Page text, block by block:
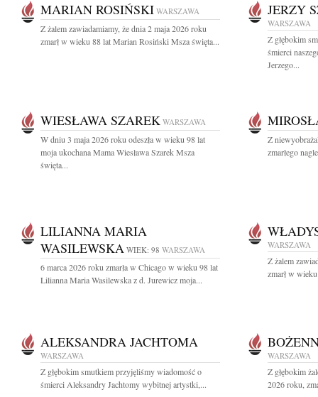
MARIAN ROSIŃSKI WARSZAWA
Z żalem zawiadamiamy, że dnia 2 maja 2026 roku
zmarł w wieku 88 lat Marian Rosiński Msza święta...
JERZY
WARSZAWA
Z głębokim
śmierci
Jerzego...
WIESŁAWA SZAREK WARSZAWA
W dniu 3 maja 2026 roku odeszła w wieku 98 lat
moja ukochana Mama Wiesława Szarek Msza
święta...
Z
zmarłego
LILIANNA MARIA
WASILEWSKA WIEK: 98 WARSZAWA
6 marca 2026 roku zmarła w Chicago w wieku 98 lat
Lilianna Maria Wasilewska z d. Jurewicz moja...
WARSZAWA
Z żalem
zmarł w
ALEKSANDRA JACHTOMA
WARSZAWA
Z głębokim smutkiem przyjęliśmy wiadomość o
śmierci Aleksandry Jachtomy wybitnej artystki,...
WARSZAWA
Z głębokim
2026 roku,